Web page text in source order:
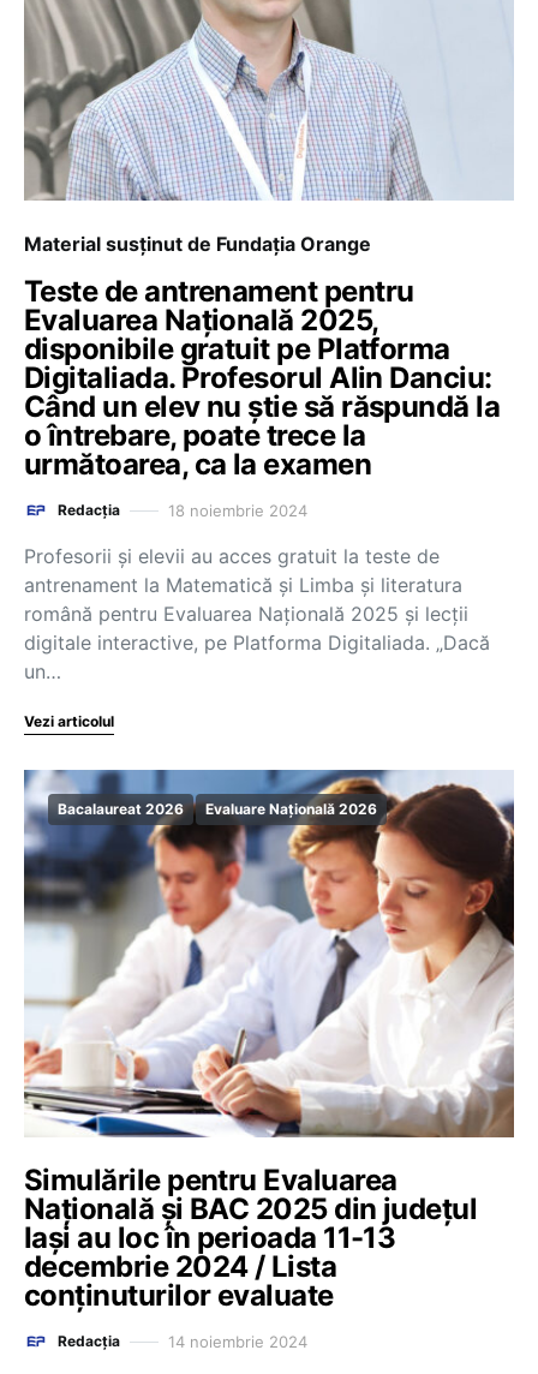
Material susținut de Fundația Orange
Teste de antrenament pentru
Evaluarea Națională 2025,
disponibile gratuit pe Platforma
Digitaliada. Profesorul Alin Danciu:
Când un elev nu știe să răspundă la
o întrebare, poate trece la
următoarea, ca la examen
Redacția 18 noiembrie 2024
Profesorii și elevii au acces gratuit la teste de
antrenament la Matematică și Limba și literatura
română pentru Evaluarea Națională 2025 și lecții
digitale interactive, pe Platforma Digitaliada. „Dacă
un…
Vezi articolul
Bacalaureat 2026 Evaluare Națională 2026
Simulările pentru Evaluarea
Națională și BAC 2025 din județul
Iași au loc în perioada 11-13
decembrie 2024 / Lista
conținuturilor evaluate
Redacția 14 noiembrie 2024